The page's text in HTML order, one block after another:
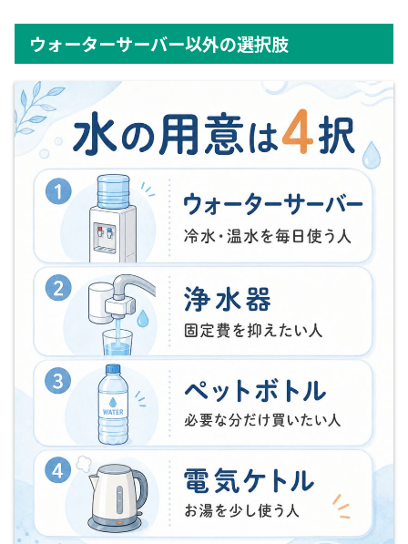
ウォーターサーバー以外の選択肢